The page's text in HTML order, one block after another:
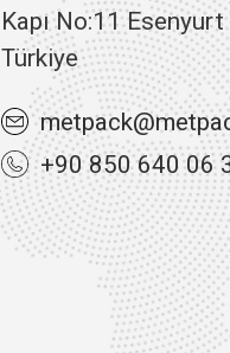
Kapı No:11
Türkiye
+90 850 640 06